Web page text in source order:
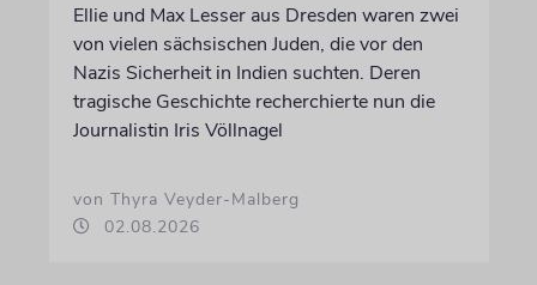
Ellie und Max Lesser aus Dresden waren zwei
von vielen sächsischen Juden, die vor den
Nazis Sicherheit in Indien suchten. Deren
tragische Geschichte recherchierte nun die
Journalistin Iris Völlnagel
von Thyra Veyder-Malberg
02.08.2026